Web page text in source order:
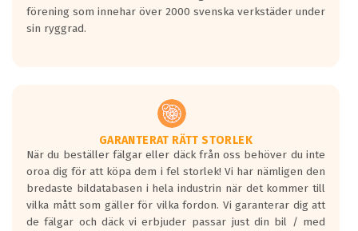
förening som innehar över 2000 svenska verkstäder under
sin ryggrad.
GARANTERAT RÄTT STORLEK
När du beställer fälgar eller däck från oss behöver du inte
oroa dig för att köpa dem i fel storlek! Vi har nämligen den
bredaste bildatabasen i hela industrin när det kommer till
vilka mått som gäller för vilka fordon. Vi garanterar dig att
de fälgar och däck vi erbjuder passar just din bil / med